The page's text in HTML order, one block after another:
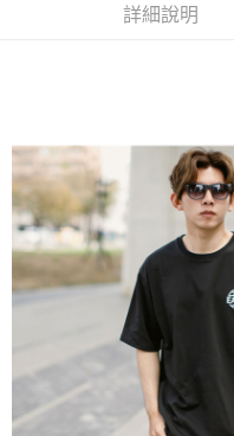
AFTEE先享後付是「在收到商
【「AFTEE先享後付」結帳流程
１．於結帳方式選擇「AFTEE先
結帳頁面，進行簡訊認證並確
２．訂單成立數日內，您將收到
３．收到繳費通知簡訊後14天
ATM／網路銀行／等多元方式進
※ 請注意：結帳手續完成當下
購買商品的店家。未經商家同意
後付繳納相關費用。
※ 交易是否成功請以「AFTEE
是否繳費成功／繳費後需取消
客戶支援中心」
https://
【注意事項】
每筆NT$80，滿NT$1,800(
先付款後全家取貨
每筆NT$80，滿NT$1,800(含
7-11付款取貨
每筆NT$80，滿NT$1,800(含
先付款後7-11取貨
每筆NT$80，滿NT$1,800(含
宅配
詳細說明